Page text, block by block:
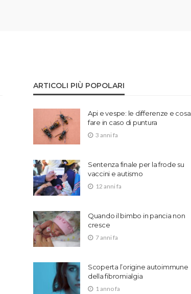
ARTICOLI PIÙ POPOLARI
Api e vespe: le differenze e cosa
fare in caso di puntura
3 anni fa
Sentenza finale per la frode su
vaccini e autismo
12 anni fa
Quando il bimbo in pancia non
cresce
7 anni fa
Scoperta l’origine autoimmune
della fibromialgia
1 anno fa